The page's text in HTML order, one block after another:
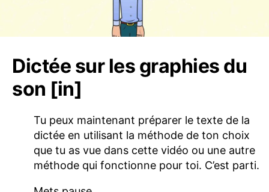
Dictée sur les graphies du
son [in]
Tu peux maintenant préparer le texte de la
dictée en utilisant la méthode de ton choix
que tu as vue dans cette vidéo ou une autre
méthode qui fonctionne pour toi. C’est parti.